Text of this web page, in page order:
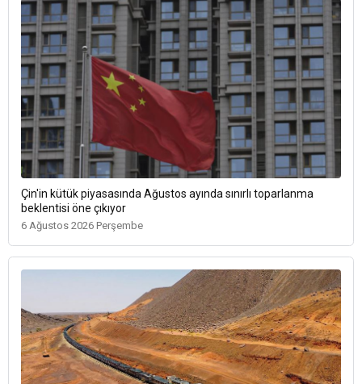
Çin'in kütük piyasasında Ağustos ayında sınırlı toparlanma
beklentisi öne çıkıyor
6 Ağustos 2026 Perşembe